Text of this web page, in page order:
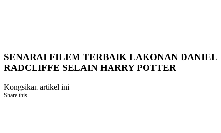
SENARAI FILEM TERBAIK LAKONAN DANIEL
RADCLIFFE SELAIN HARRY POTTER
Kongsikan artikel ini
Share this...